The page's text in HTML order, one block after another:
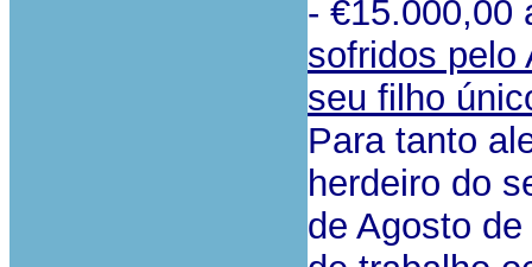
-
sofridos pelo
seu filho
Para tanto
herdeiro do
de Agosto